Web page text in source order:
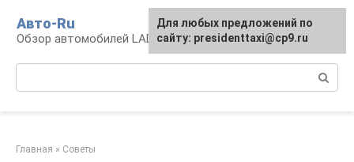
контенту
Авто-Ru
Обзор автомобилей LADA
Главная » Советы
Для любых предложений по
сайту: presidenttaxi@cp9.ru